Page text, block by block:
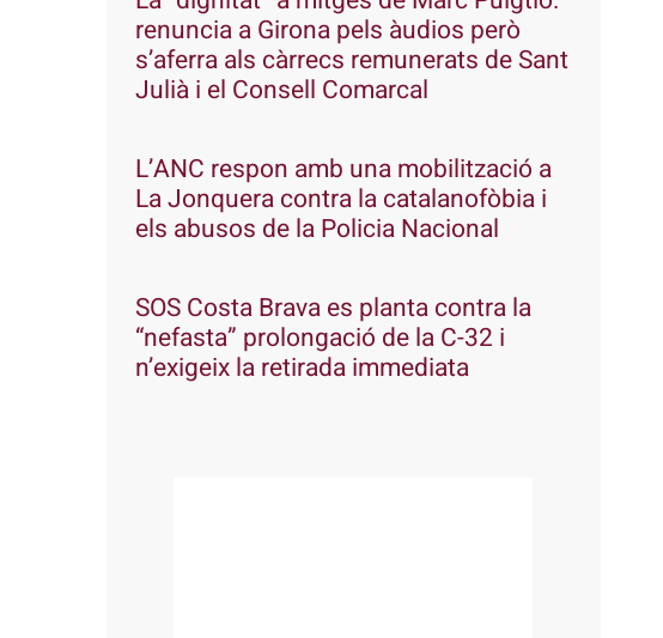
renuncia a Girona pels àudios però
s’aferra als càrrecs remunerats de Sant
Julià i el Consell Comarcal
L’ANC respon amb una mobilització a
La Jonquera contra la catalanofòbia i
els abusos de la Policia Nacional
SOS Costa Brava es planta contra la
“nefasta” prolongació de la C-32 i
n’exigeix la retirada immediata